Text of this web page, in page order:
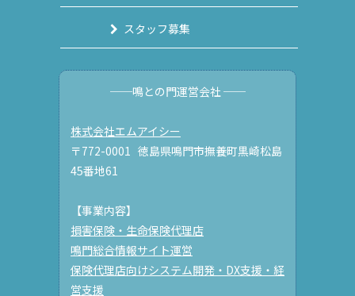
スタッフ募集
──鳴との門運営会社 ──
株式会社エムアイシー
〒772-0001 徳島県鳴門市撫養町黒崎松島
45番地61
【事業内容】
損害保険・生命保険代理店
鳴門総合情報サイト運営
保険代理店向けシステム開発・DX支援・経
営支援